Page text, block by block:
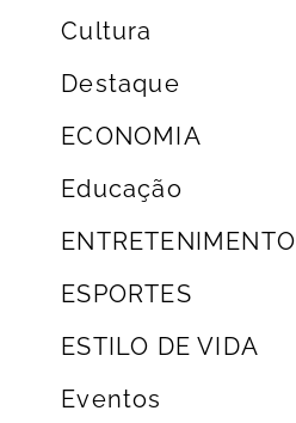
Cultura
Destaque
ECONOMIA
Educação
ENTRETENIMENTO
ESPORTES
ESTILO DE VIDA
Eventos